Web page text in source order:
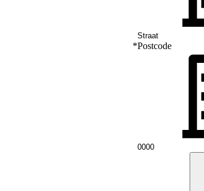
*Postcode